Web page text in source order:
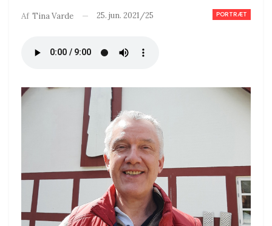
PORTRÆT
Af Tina Varde 25. jun. 2021/25